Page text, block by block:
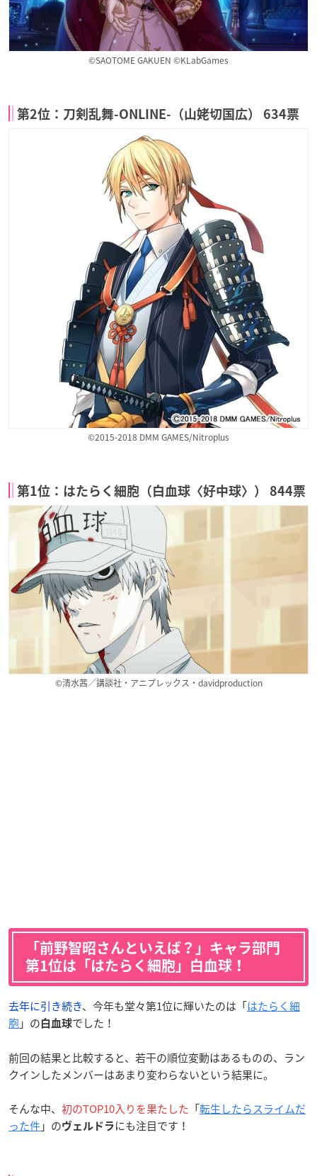
©SAOTOME GAKUEN ©KLabGames
第2位：刀剣乱舞-ONLINE-（山姥切国広） 634票
©2015-2018 DMM GAMES/Nitroplus
第1位：はたらく細胞（白血球〈好中球〉） 844票
©清水茜／講談社・アニプレックス・davidproduction
「前野智昭さんといえば？」キャラ部門
第1位は「はたらく細胞」白血球！
去年に引き続き、今年も堂々第1位に輝いたのは「はたらく細
胞」の 白血球でした！
前回の結果と比較すると、若干の順位変動はあるものの、ラン
クインしたメンバーはあまり変わらないという結果に。
そんな中、 初のTOP10入りを果たした 「転生したらスライムだ
った件」のヴェルドラ にも注目です！